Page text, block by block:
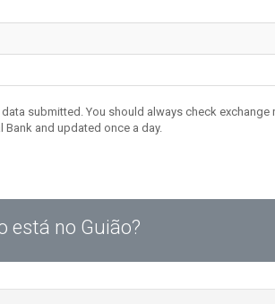
submitted. You should always check
Bank and updated once a day.
está no Guião?